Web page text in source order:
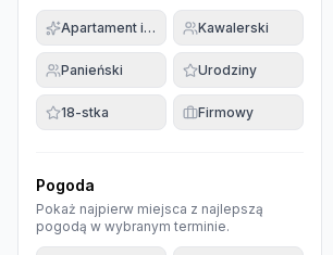
Apartament imprezowyKawalerski
Panieński Urodziny
18-stka Firmowy
Pogoda
Pokaż najpierw miejsca z najlepszą
pogodą w wybranym terminie.